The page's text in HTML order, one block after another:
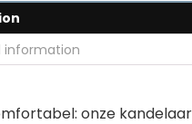
information
onze